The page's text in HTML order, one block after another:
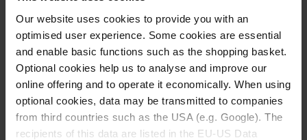
Our website uses cookies to provide you with an
optimised user experience. Some cookies are essential
and enable basic functions such as the shopping basket.
Optional cookies help us to analyse and improve our
online offering and to operate it economically. When using
optional cookies, data may be transmitted to companies
from third countries such as the USA (e.g. Google). The
recipients of this data are listed in the EU-US Data